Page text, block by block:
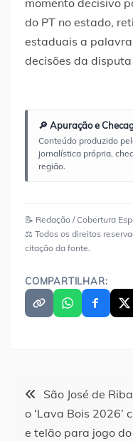
do PT no estado,
estaduais a
decisões da
🔎 Apuração e
Conteúdo produzido
jornalística própria,
região.
📝 Redação / Cobertura
⚖️ Todos os direitos
citação da fonte.
COMPARTILHAR:
Navegação
de
São José de
o ‘Lava Bois 2026’
e telão para jogo